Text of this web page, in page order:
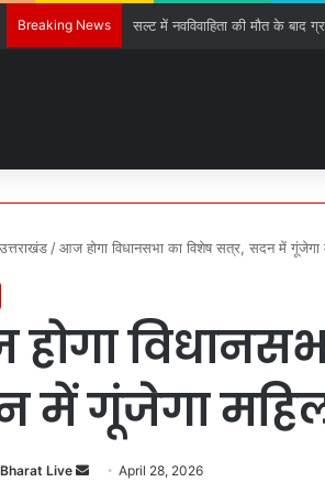
Breaking News सल्ट में नवविवाहिता की मौत के बाद
उत्तराखंड /आज होगा विधानसभा का विशेष सत्र, सदन में गूंजेगा
में गूंजेगा
Live April 28, 2026